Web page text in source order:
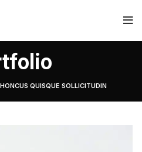
QUISQUE SOLLICITUDIN